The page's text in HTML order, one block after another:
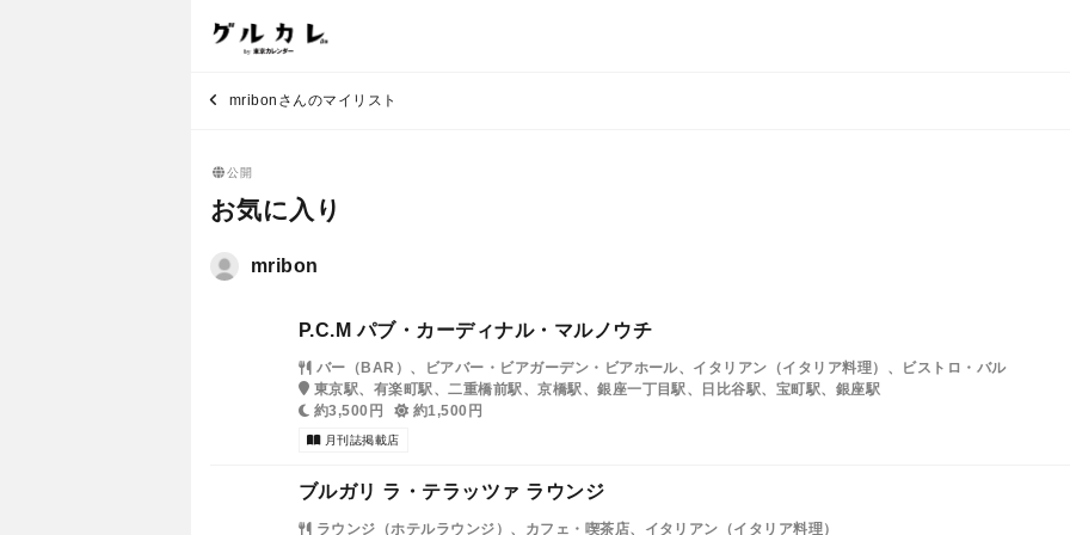
mribonさんのマイリスト
公開
お気に入り
mribon
P.C.M パブ・カーディナル・マルノウチ
バー（BAR）、ビアバー・ビアガーデン・ビアホール、イタリアン（イタリア料理）、ビストロ・バル
東京駅、有楽町駅、二重橋前駅、京橋駅、銀座一丁目駅、日比谷駅、宝町駅、銀座駅
約3,500円
約1,500円
月刊誌掲載店
ブルガリ ラ・テラッツァ ラウンジ
ラウンジ（ホテルラウンジ）、カフェ・喫茶店、イタリアン（イタリア料理）